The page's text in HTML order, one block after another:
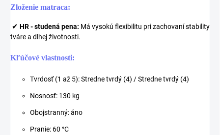
Zloženie matraca:
✔ HR - studená pena: Má vysokú flexibilitu pri zachovaní stability
tváre a dlhej životnosti.
Kľúčové vlastnosti:
Tvrdosť (1 až 5): Stredne tvrdý (4) / Stredne tvrdý (4)
Nosnosť: 130 kg
Obojstranný: áno
Pranie: 60 °C